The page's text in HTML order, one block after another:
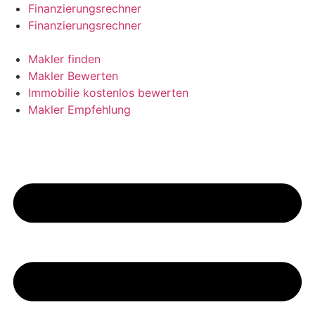
Skip
Finanzierungsrechner
Finanzierungsrechner
Makler finden
Makler Bewerten
Immobilie kostenlos bewerten
Makler Empfehlung